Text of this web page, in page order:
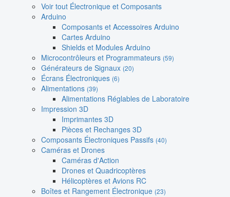
Voir tout Électronique et Composants
Arduino
Composants et Accessoires Arduino
Cartes Arduino
Shields et Modules Arduino
Microcontrôleurs et Programmateurs (59)
Générateurs de Signaux (20)
Écrans Électroniques (6)
Alimentations (39)
Alimentations Réglables de Laboratoire
Impression 3D
Imprimantes 3D
Pièces et Rechanges 3D
Composants Électroniques Passifs (40)
Caméras et Drones
Caméras d'Action
Drones et Quadricoptères
Hélicoptères et Avions RC
Boîtes et Rangement Électronique (23)